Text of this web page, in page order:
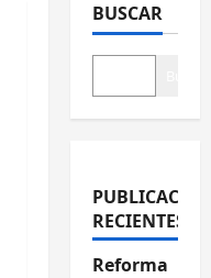
BUSCAR
RECIENTES
Reforma